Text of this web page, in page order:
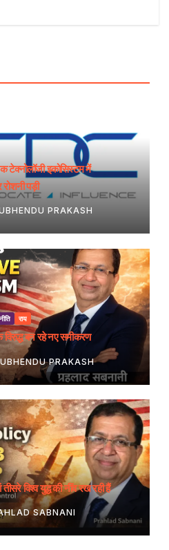
टेक्नोलॉजी इकोसिस्टम में
पड़ी
PRAKASH
राय
विरुद्ध बन रहे नए समीकरण
PRAKASH
तीसरे विश्व युद्ध की नींव रख रही हैं
SABNANI